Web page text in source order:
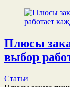
Плюсы
выбор
Статьи